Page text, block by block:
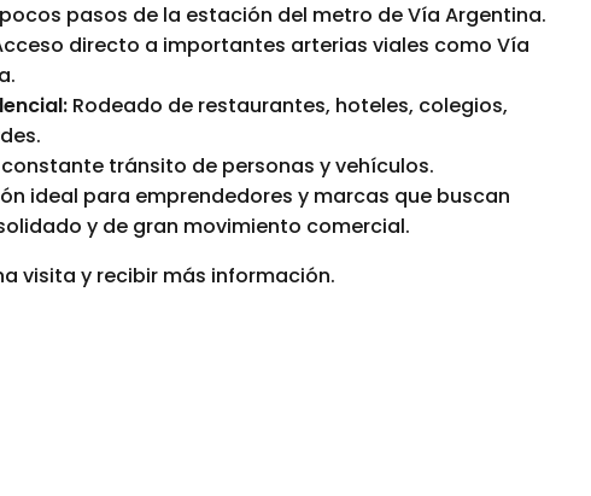
pasos de la estación del metro de Vía Argentina.
directo a importantes arterias viales como Vía
Rodeado de restaurantes, hoteles, colegios,
tránsito de personas y vehículos.
ideal para emprendedores y marcas que buscan
y de gran movimiento comercial.
visita y recibir más información.